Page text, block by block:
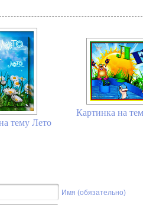
тему Лето
Картинка на
Имя (обязательно)